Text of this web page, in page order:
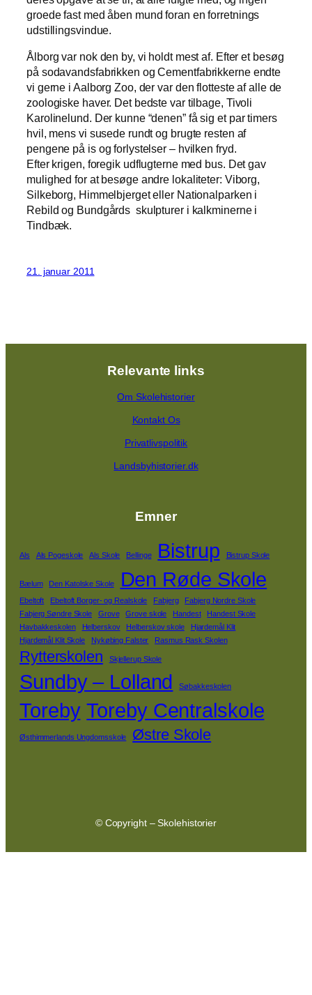
groede fast med åben mund foran en forretnings
udstillingsvindue.
Ålborg var nok den by, vi holdt mest af. Efter et besøg
på sodavandsfabrikken og Cementfabrikkerne endte
vi gerne i Aalborg Zoo, der var den flotteste af alle de
zoologiske haver. Det bedste var tilbage, Tivoli
Karolinelund. Der kunne “denen” få sig et par timers
hvil, mens vi susede rundt og brugte resten af
pengene på is og forlystelser – hvilken fryd.
Efter krigen, foregik udflugterne med bus. Det gav
mulighed for at besøge andre lokaliteter: Viborg,
Silkeborg, Himmelbjerget eller Nationalparken i
Rebild og Bundgårds skulpturer i kalkminerne i
Tindbæk.
21. januar 2011
Relevante links
Om Skolehistorier
Kontakt Os
Privatlivspolitik
Landsbyhistorier.dk
Emner
Als Als Pogeskole Als Skole Bellinge Bistrup Bistrup Skole
Bælum Den Katolske Skole Den Røde Skole
Ebeltoft Ebeltoft Borger- og Realskole Fabjerg
Fabjerg Nordre Skole
Fabjerg Søndre Skole
Grove Grove skole Handest
Handest Skole
Havbakkeskolen
Helberskov Helberskov skole
Hjardemål Klit
Hjardemål Klit Skole
Nykøbing Falster Rasmus Rask Skolen
Rytterskolen Skjellerup Skole
Sundby – Lolland Søbakkeskolen
Toreby Toreby Centralskole
Østhimmerlands Ungdomsskole Østre Skole
© Copyright – Skolehistorier